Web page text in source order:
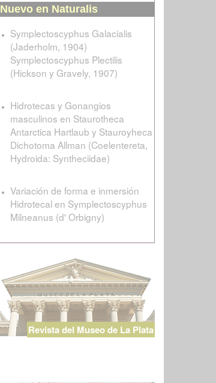
Nuevo en Naturalis
Symplectoscyphus Galacialis
(Jaderholm, 1904)
Symplectoscyphus Plectilis
(Hickson y Gravely, 1907)
Hidrotecas y Gonangios
masculinos en Staurotheca
Antarctica Hartlaub y Stauroyheca
Dichotoma Allman (Coelentereta,
Hydroida: Syntheciidae)
Variación de forma e inmersión
Hidrotecal en Symplectoscyphus
Milneanus (d' Orbigny)
Revista del Museo de La Plata